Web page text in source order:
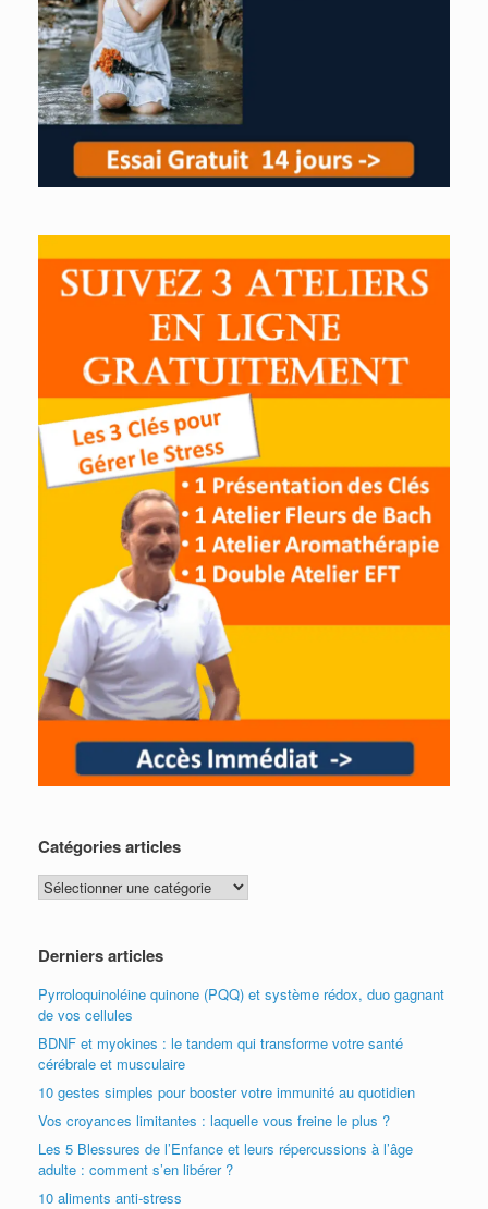
Catégories articles
Catégories
articles
Derniers articles
Pyrroloquinoléine quinone (PQQ) et système rédox, duo gagnant
de vos cellules
BDNF et myokines : le tandem qui transforme votre santé
cérébrale et musculaire
10 gestes simples pour booster votre immunité au quotidien
Vos croyances limitantes : laquelle vous freine le plus ?
Les 5 Blessures de l’Enfance et leurs répercussions à l’âge
adulte : comment s’en libérer ?
10 aliments anti-stress